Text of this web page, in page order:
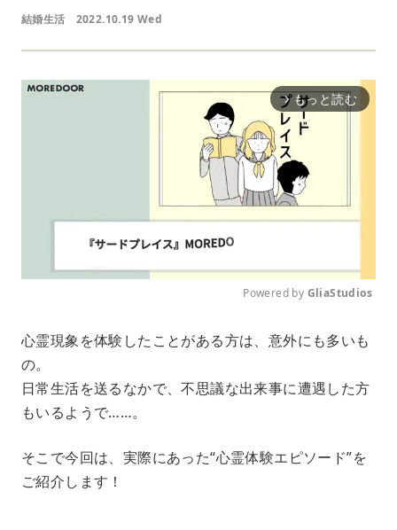
結婚生活 2022.10.19 Wed
arrow_forward_ios もっと読む
u
e
Powered by GliaStudios
心霊現象を体験したことがある方は、意外にも多いも
の。
日常生活を送るなかで、不思議な出来事に遭遇した方
もいるようで……。
そこで今回は、実際にあった“心霊体験エピソード”を
ご紹介します！